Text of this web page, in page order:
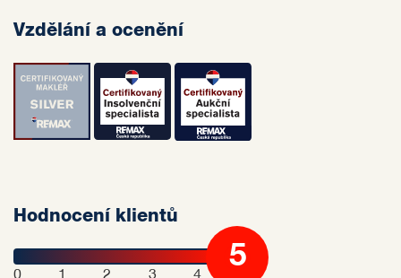
Vzdělání a ocenění
Hodnocení klientů
0 1 2 3 4
5